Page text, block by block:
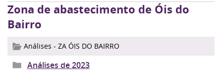
Zona de abastecimento de Óis do
Bairro
Análises - ZA ÓIS DO BAIRRO
Análises de 2023